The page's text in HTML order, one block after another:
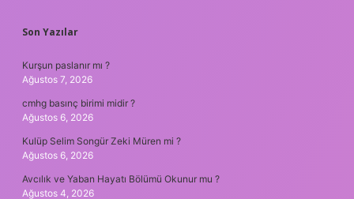
SIDEBAR
Son Yazılar
Kurşun paslanır mı ?
Ağustos 7, 2026
cmhg basınç birimi midir ?
Ağustos 6, 2026
Kulüp Selim Songür Zeki Müren mi ?
Ağustos 6, 2026
Avcılık ve Yaban Hayatı Bölümü Okunur mu ?
Ağustos 4, 2026